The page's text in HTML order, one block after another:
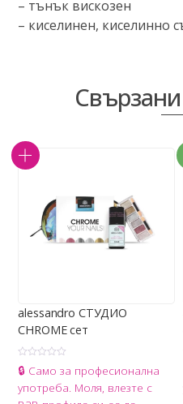
– тънък вискозен
– киселинен, киселинно
alessandro СТУДИО
CHROME сет
ц
н
🔒 Само за професионална
употреба. Моля, влезте с